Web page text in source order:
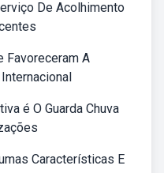
De Acolhimento
Favoreceram A
é O Guarda Chuva
Características E